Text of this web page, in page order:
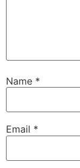
Name *
Email *